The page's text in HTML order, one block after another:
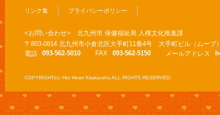
リンク集 プライバシーポリシー
<お問い合わせ> 北九州市 保健福祉局 人権文化推進課
〒803-0814 北九州市小倉北区大手町11番4号 大手町ビル（ムーブ
電話
093-562-5010 FAX 093-562-5150 メールアドレス
COPYRIGHT(c)- Hot Heart Kitakyushu ALL RIGHTS RESERVED.